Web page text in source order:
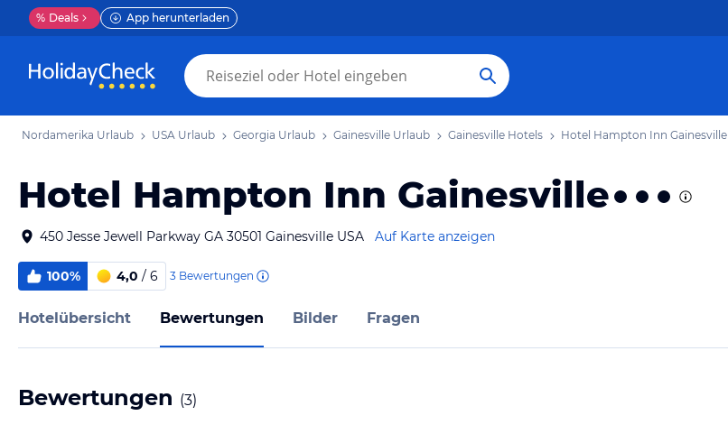
% Deals App herunterladen
Nordamerika Urlaub USA Urlaub Georgia Urlaub Gainesville Urlaub Gainesville Hotels Hotel Hampton Inn Gainesville
Hotel Hampton Inn Gainesville
450 Jesse Jewell Parkway GA 30501 Gainesville USA Auf Karte anzeigen
100% 4,0 / 6 3 Bewertungen
Hotelübersicht Bewertungen Bilder Fragen
Bewertungen (3)